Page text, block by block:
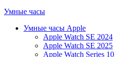
Умные часы
Умные часы Apple
Apple Watch SE 2024
Apple Watch SE 2025
Apple Watch Series 10